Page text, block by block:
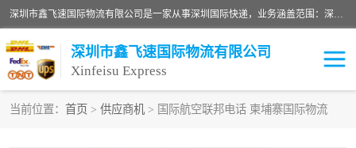
深圳市鑫飞速国际物流有限公司是一家从事深圳国际快递，业务涵盖范围：深圳DHL国际快递、深圳国际快递公司、深圳国际物流公司、深圳国际快递、深圳DHL国际快递电话可拨打全国服务热线：15019287411。欢迎各位亲来人来电到我司洽谈合作。
深圳市鑫飞速国际物流有限公司
Xinfeisu Express
当前位置： 首页 > 供应商机 > 国际航空联邦电话 柬埔寨国际物流